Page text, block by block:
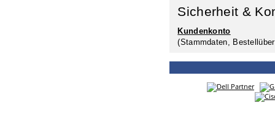
Sicherheit &
Kundenkonto
(Stammdaten,